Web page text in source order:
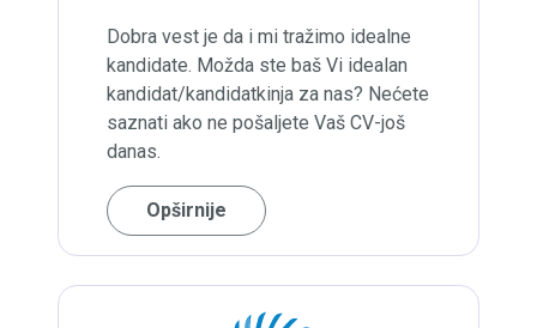
Dobra vest je da i mi tražimo idealne
kandidate. Možda ste baš Vi idealan
kandidat/kandidatkinja za nas? Nećete
saznati ako ne pošaljete Vaš CV-još
danas.
Opširnije